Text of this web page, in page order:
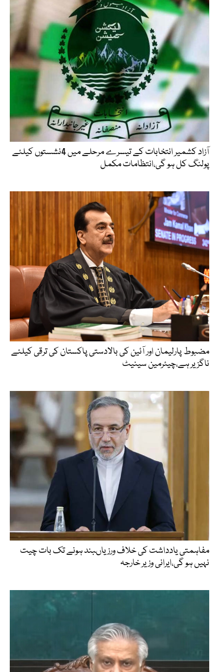
آزاد کشمیر انتخابات کے تیسرے مرحلے میں 4نشستوں کیلئے
پولنگ کل ہو گی،انتظامات مکمل
مضبوط پارلیمان اور آئین کی بالادستی پاکستان کی ترقی کیلئے
ناگزیر ہے،چیئرمین سینیٹ
مفاہمتی یادداشت کی خلاف ورزیاںبند ہونے تک بات چیت
نہیں ہو گی،ایرانی وزیر خارجہ